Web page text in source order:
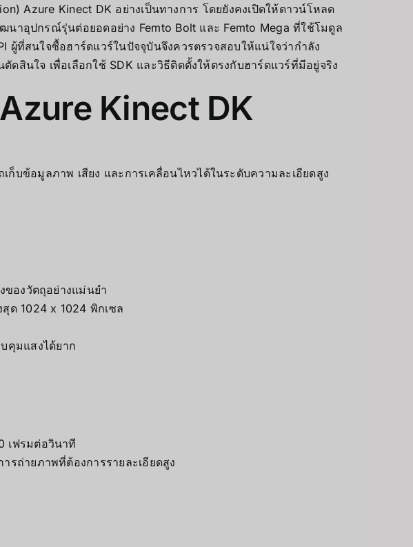
Azure Kinect DK อย่างเป็นทางการ โดยยังคงเปิดให้ดาวน์โหลด
นาอุปกรณ์รุ่นต่อยอดอย่าง Femto Bolt และ Femto Mega ที่ใช้โมดูล
ผู้ที่สนใจซื้อฮาร์ดแวร์ในปัจจุบันจึงควรตรวจสอบให้แน่ใจว่ากำลัง
นใจ เพื่อเลือกใช้ SDK และวิธีติดตั้งให้ตรงกับฮาร์ดแวร์ที่มีอยู่จริง
Kinect DK
บข้อมูลภาพ เสียง และการเคลื่อนไหวได้ในระดับความละเอียดสูง
ของวัตถุอย่างแม่นยำ
ด 1024 x 1024 พิกเซล
คุมแสงได้ยาก
เฟรมต่อวินาที
รถ่ายภาพที่ต้องการรายละเอียดสูง